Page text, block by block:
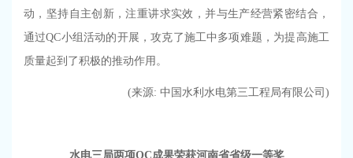
动，坚持自主创新，注重讲求实效，并与生产经营紧密结合，
通过QC小组活动的开展，攻克了施工中多项难题，为提高施工
质量起到了积极的推动作用。
(来源: 中国水利水电第三工程局有限公司)
水电三局两项QC成果荣获河南省省级一等奖